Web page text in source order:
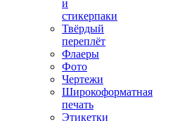
и
стикерпаки
Твёрдый
переплёт
Флаеры
Фото
Чертежи
Широкоформатная
печать
Этикетки